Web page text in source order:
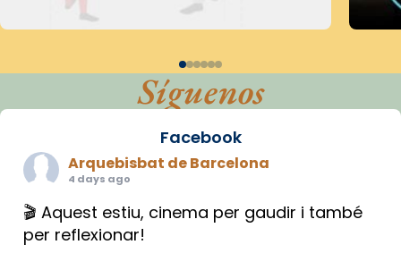
Síguenos
Facebook
Arquebisbat de Barcelona
4 days ago
🎬 Aquest estiu, cinema per gaudir i també
per reflexionar!